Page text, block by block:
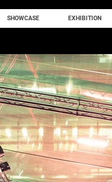
SHOWCASE EXHIBITION